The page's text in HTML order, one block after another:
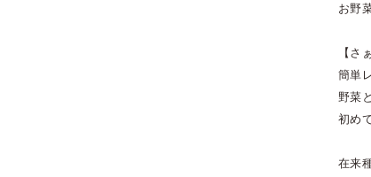
お野
【さ
簡単
野菜
初め
在来